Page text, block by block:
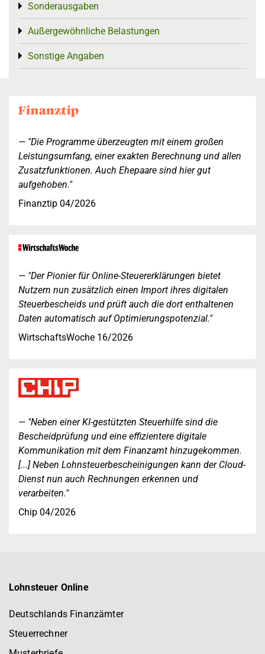
Sonderausgaben
Toggle menu
Außergewöhnliche Belastungen
Toggle menu
Sonstige Angaben
Toggle menu
"Die Programme überzeugten mit einem großen
Leistungsumfang, einer exakten Berechnung und allen
Zusatzfunktionen. Auch Ehepaare sind hier gut
aufgehoben."
Finanztip 04/2026
"Der Pionier für Online-Steuererklärungen bietet
Nutzern nun zusätzlich einen Import ihres digitalen
Steuerbescheids und prüft auch die dort enthaltenen
Daten automatisch auf Optimierungspotenzial."
WirtschaftsWoche 16/2026
"Neben einer KI-gestützten Steuerhilfe sind die
Bescheidprüfung und eine effizientere digitale
Kommunikation mit dem Finanzamt hinzugekommen.
[...] Neben Lohnsteuerbescheinigungen kann der Cloud-
Dienst nun auch Rechnungen erkennen und
verarbeiten."
Chip 04/2026
Lohnsteuer Online
Deutschlands Finanzämter
Steuerrechner